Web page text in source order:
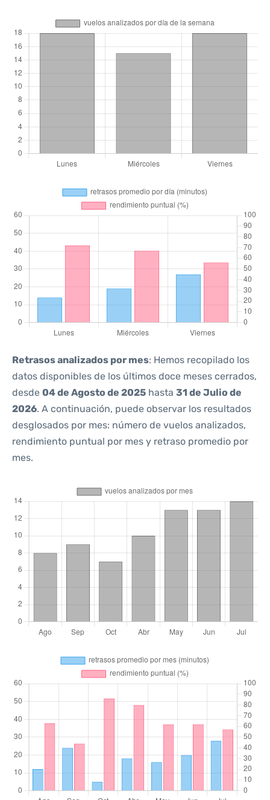
Retrasos analizados por mes: Hemos recopilado los
datos disponibles de los últimos doce meses cerrados,
desde 04 de Agosto de 2025 hasta 31 de Julio de
2026. A continuación, puede observar los resultados
desglosados por mes: número de vuelos analizados,
rendimiento puntual por mes y retraso promedio por
mes.